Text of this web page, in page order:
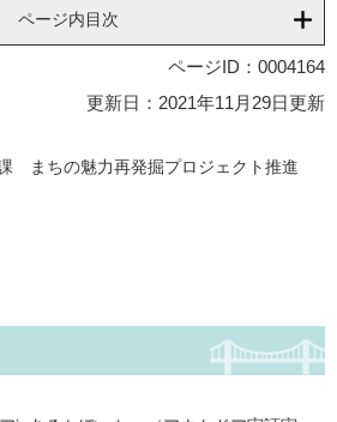
ページ内目次
ページID：0004164
更新日：2021年11月29日更新
まちの魅力再発掘プロジェクト推進